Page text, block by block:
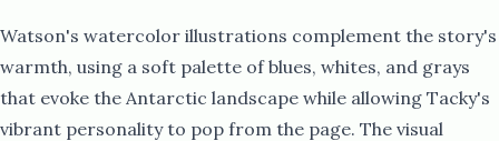
Watson's watercolor illustrations complement the story's
warmth, using a soft palette of blues, whites, and grays
that evoke the Antarctic landscape while allowing Tacky's
vibrant personality to pop from the page. The visual